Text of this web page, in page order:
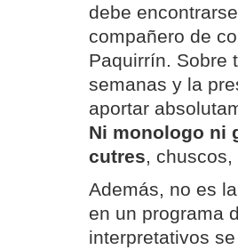
debe
compañero de
Paquirrín. Sobre
semanas y la
aportar
Ni monologo ni
cutres,
Además, no es
en un programa
interpretativos